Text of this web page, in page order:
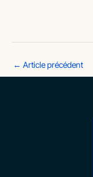
← Article précédent